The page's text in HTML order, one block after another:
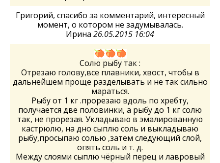
Григорий, спасибо за комментарий, интересный
момент, о котором не задумывалась.
Ирина 26.05.2015 16:04
Солю рыбу так :
Отрезаю голову,все плавники, хвост, чтобы в
дальнейшем проще разделывать и не так сильно
мараться.
Рыбу от 1 кг .прорезаю вдоль по хребту,
получается две половинки, а рыбу до 1 кг солю
так, не прорезая. Укладываю в эмалированную
кастрюлю, на дно сыплю соль и выкладываю
рыбу,просыпаю солью ,затем следующий слой,
опять соль и т. д.
Между слоями сыплю чёрный перец и лавровый